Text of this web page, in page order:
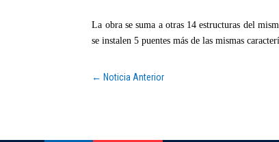
La obra se suma a otras 14 estructuras del
se instalen 5 puentes más de las mismas
← Noticia Anterior